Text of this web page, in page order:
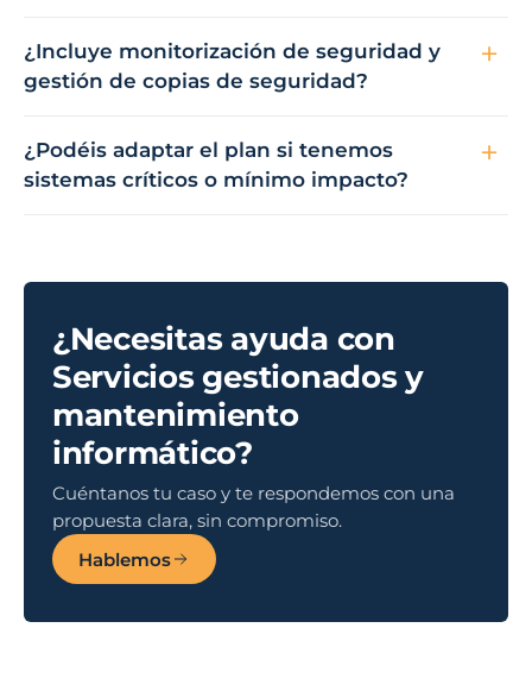
¿Incluye monitorización de seguridad y
gestión de copias de seguridad?
¿Podéis adaptar el plan si tenemos
sistemas críticos o mínimo impacto?
¿Necesitas ayuda con
Servicios gestionados y
mantenimiento
informático?
Cuéntanos tu caso y te respondemos con una
propuesta clara, sin compromiso.
Hablemos